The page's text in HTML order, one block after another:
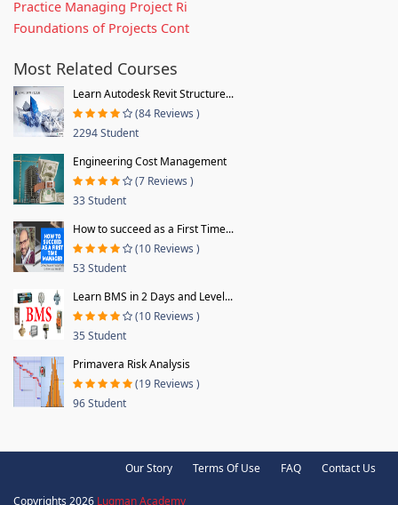
Practice Managing Project Ri
Foundations of Projects Cont
Most Related Courses
Learn Autodesk Revit Structure...
(84 Reviews )
2294 Student
Engineering Cost Management
(7 Reviews )
33 Student
How to succeed as a First Time...
(10 Reviews )
53 Student
Learn BMS in 2 Days and Level...
(10 Reviews )
35 Student
Primavera Risk Analysis
(19 Reviews )
96 Student
Our Story Terms Of Use FAQ Contact Us
Copyrights 2026 Luqman Academy